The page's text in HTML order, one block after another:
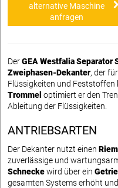
alternative Maschine
anfragen
DerGEA Westfalia Separator
Zweiphasen-Dekanter, der
Flüssigkeiten und Feststoffen
Trommel optimiert er den
Ableitung der Flüssigkeiten.
ANTRIEBSARTEN
Der Dekanter nutzt einen
zuverlässige und
Schneckewird über ein
gesamten Systems erhöht